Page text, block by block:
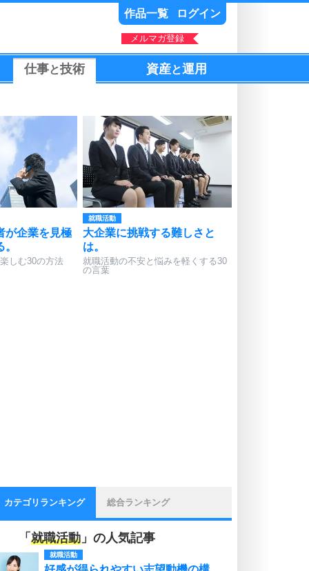
作品一覧 ログイン
メルマガ登録
仕事と技術 資産と運用
が企業を見極
しむ30の方法
就職活動
大企業に挑戦する難しさと
は。
就職活動の不安と悩みを軽くする30
の言葉
カテゴリランキング 総合ランキング
「 就職活動 」の人気記事
就職活動